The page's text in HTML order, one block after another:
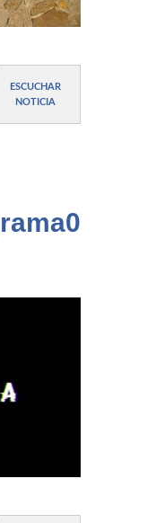
ESCUCHAR
NOTICIA